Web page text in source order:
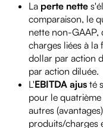
La perte nette
comparaison, le
nette non-GAAP,
charges liées à
dollar par action
par action diluée.
L'EBITDA ajus té
pour le
autres
produits/charges